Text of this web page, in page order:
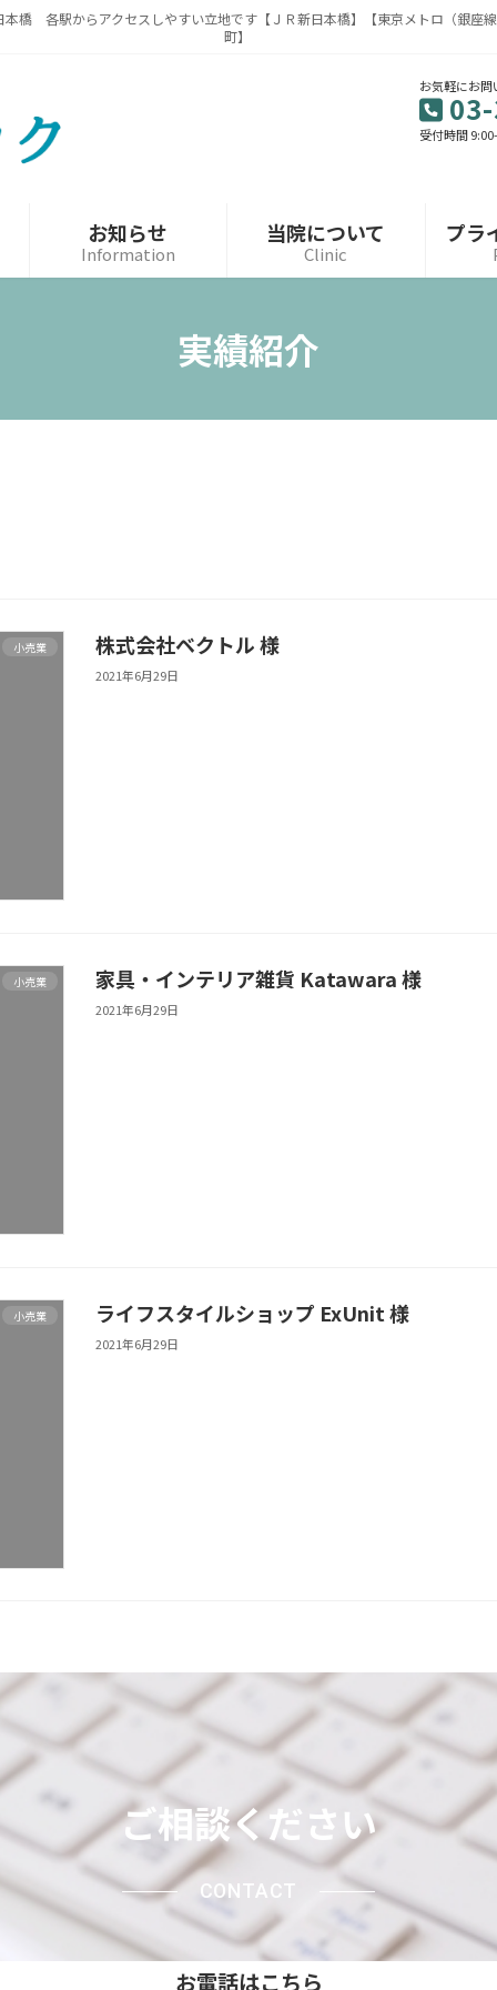
橋 各駅からアクセスしやすい立地です【ＪＲ新日本橋】【東京メトロ（銀座
町】
お気軽にお問
受付時間
お知らせ
Information
当院について
Clinic
プラ
実績紹介
小売業 株式会社ベクトル 様
2021年6月29日
小売業 家具・インテリア雑貨 Katawara 様
2021年6月29日
小売業 ライフスタイルショップ ExUnit 様
2021年6月29日
ご相談ください
CONTACT
お電話はこちら